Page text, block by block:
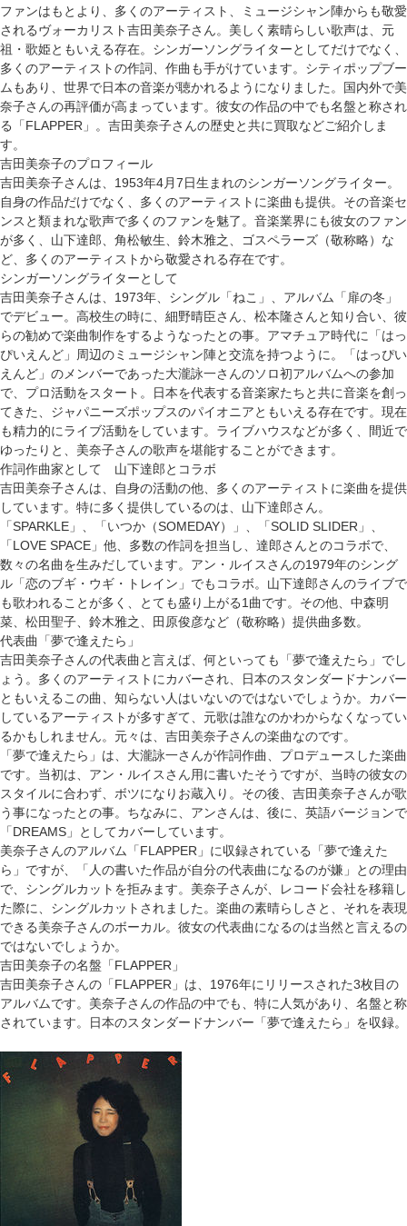
ファンはもとより、多くのアーティスト、ミュージシャン陣からも敬愛
されるヴォーカリスト吉田美奈子さん。美しく素晴らしい歌声は、元
祖・歌姫ともいえる存在。シンガーソングライターとしてだけでなく、
多くのアーティストの作詞、作曲も手がけています。シティポップブー
ムもあり、世界で日本の音楽が聴かれるようになりました。国内外で美
奈子さんの再評価が高まっています。彼女の作品の中でも名盤と称され
る「FLAPPER」。吉田美奈子さんの歴史と共に買取などご紹介しま
す。
吉田美奈子のプロフィール
吉田美奈子さんは、1953年4月7日生まれのシンガーソングライター。
自身の作品だけでなく、多くのアーティストに楽曲も提供。その音楽セ
ンスと類まれな歌声で多くのファンを魅了。音楽業界にも彼女のファン
が多く、山下達郎、角松敏生、鈴木雅之、ゴスペラーズ（敬称略）な
ど、多くのアーティストから敬愛される存在です。
シンガーソングライターとして
吉田美奈子さんは、1973年、シングル「ねこ」、アルバム「扉の冬」
でデビュー。高校生の時に、細野晴臣さん、松本隆さんと知り合い、彼
らの勧めで楽曲制作をするようなったとの事。アマチュア時代に「はっ
ぴいえんど」周辺のミュージシャン陣と交流を持つように。「はっぴい
えんど」のメンバーであった大瀧詠一さんのソロ初アルバムへの参加
で、プロ活動をスタート。日本を代表する音楽家たちと共に音楽を創っ
てきた、ジャパニーズポップスのパイオニアともいえる存在です。現在
も精力的にライブ活動をしています。ライブハウスなどが多く、間近で
ゆったりと、美奈子さんの歌声を堪能することができます。
作詞作曲家として 山下達郎とコラボ
吉田美奈子さんは、自身の活動の他、多くのアーティストに楽曲を提供
しています。特に多く提供しているのは、山下達郎さん。
「SPARKLE」、「いつか（SOMEDAY）」、「SOLID SLIDER」、
「LOVE SPACE」他、多数の作詞を担当し、達郎さんとのコラボで、
数々の名曲を生みだしています。アン・ルイスさんの1979年のシング
ル「恋のブギ・ウギ・トレイン」でもコラボ。山下達郎さんのライブで
も歌われることが多く、とても盛り上がる1曲です。その他、中森明
菜、松田聖子、鈴木雅之、田原俊彦など（敬称略）提供曲多数。
代表曲「夢で逢えたら」
吉田美奈子さんの代表曲と言えば、何といっても「夢で逢えたら」でし
ょう。多くのアーティストにカバーされ、日本のスタンダードナンバー
ともいえるこの曲、知らない人はいないのではないでしょうか。カバー
しているアーティストが多すぎて、元歌は誰なのかわからなくなってい
るかもしれません。元々は、吉田美奈子さんの楽曲なのです。
「夢で逢えたら」は、大瀧詠一さんが作詞作曲、プロデュースした楽曲
です。当初は、アン・ルイスさん用に書いたそうですが、当時の彼女の
スタイルに合わず、ボツになりお蔵入り。その後、吉田美奈子さんが歌
う事になったとの事。ちなみに、アンさんは、後に、英語バージョンで
「DREAMS」としてカバーしています。
美奈子さんのアルバム「FLAPPER」に収録されている「夢で逢えた
ら」ですが、「人の書いた作品が自分の代表曲になるのが嫌」との理由
で、シングルカットを拒みます。美奈子さんが、レコード会社を移籍し
た際に、シングルカットされました。楽曲の素晴らしさと、それを表現
できる美奈子さんのボーカル。彼女の代表曲になるのは当然と言えるの
ではないでしょうか。
吉田美奈子の名盤「FLAPPER」
吉田美奈子さんの「FLAPPER」は、1976年にリリースされた3枚目の
アルバムです。美奈子さんの作品の中でも、特に人気があり、名盤と称
されています。日本のスタンダードナンバー「夢で逢えたら」を収録。